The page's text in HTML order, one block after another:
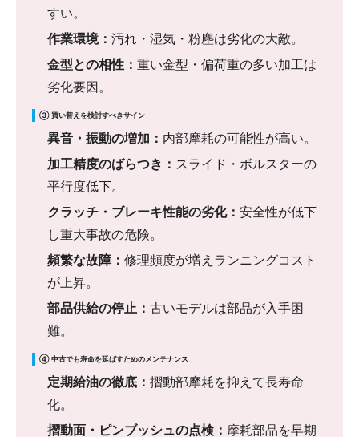
すい。
作業環境： 汚れ・湿気・粉塵は劣化の大敵。
金型との相性： 重い金型・偏荷重の多い加工は
劣化要因。
③ 買い替えを検討すべきサイン
異音・振動の増加： 内部摩耗の可能性が高い。
加工精度のばらつき： スライド・ボルスターの
平行度低下。
クラッチ・ブレーキ性能の劣化： 安全性が低下
し重大事故の危険。
頻繁な故障： 修理頻度が増えランニングコスト
が上昇。
部品供給の停止： 古いモデルは部品が入手困
難。
④ 中古でも寿命を延ばすためのメンテナンス
定期給油の徹底： 摺動部摩耗を抑えて長寿命
化。
摺動面・ピンブッシュの点検： 摩耗部品を早期